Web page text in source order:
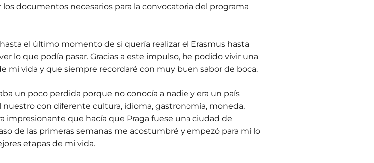
documentos necesarios para la convocatoria del programa
el último momento de si quería realizar el Erasmus hasta
lo que podía pasar. Gracias a este impulso, he podido vivir una
mi vida y que siempre recordaré con muy buen sabor de boca.
un poco perdida porque no conocía a nadie y era un país
con diferente cultura, idioma, gastronomía, moneda,
impresionante que hacía que Praga fuese una ciudad de
de las primeras semanas me acostumbré y empezó para mí lo
etapas de mi vida.